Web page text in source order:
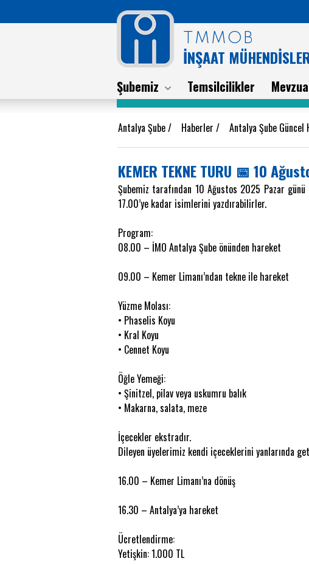
TMMOB
İNŞAAT
Şubemiz Temsilcilikler
Antalya Şube/ Haberler / Antalya Şube Güncel
KEMER TEKNE TURU 📅 10
Şubemiz tarafından 10 Ağustos 2025 Pazar
17.00’ye kadar isimlerini yazdırabilirler.
Program:
08.00 – İMO Antalya Şube önünden hareket
09.00 – Kemer Limanı’ndan tekne ile hareket
Yüzme Molası:
• Phaselis Koyu
• Kral Koyu
• Cennet Koyu
Öğle Yemeği:
• Şinitzel, pilav veya uskumru balık
• Makarna, salata, meze
İçecekler ekstradır.
Dileyen üyelerimiz kendi içeceklerini yanlarında
16.00 – Kemer Limanı’na dönüş
16.30 – Antalya’ya hareket
Ücretlendirme:
Yetişkin: 1.000 TL